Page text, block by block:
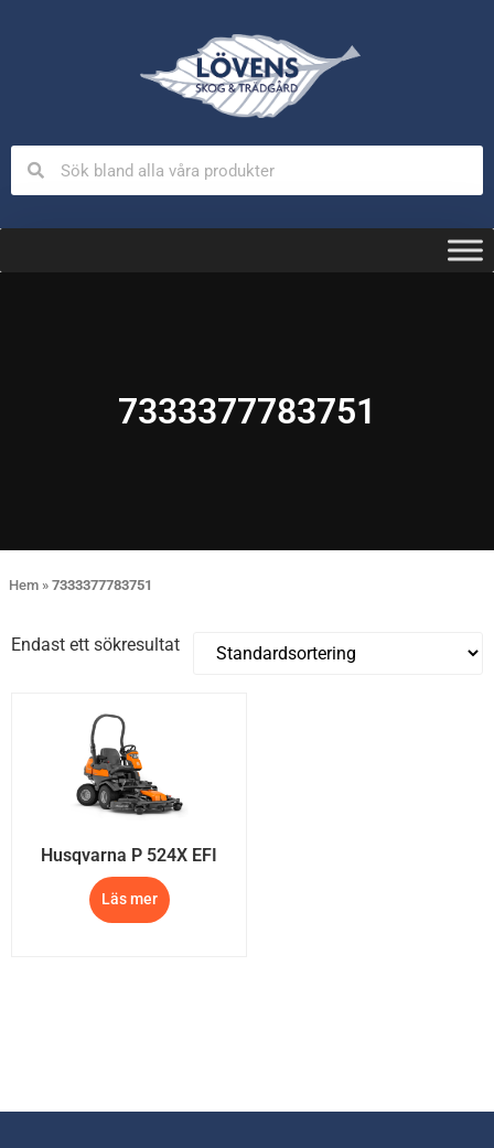
7333377783751
Hem » 7333377783751
Endast ett sökresultat
Husqvarna P 524X EFI
Läs mer